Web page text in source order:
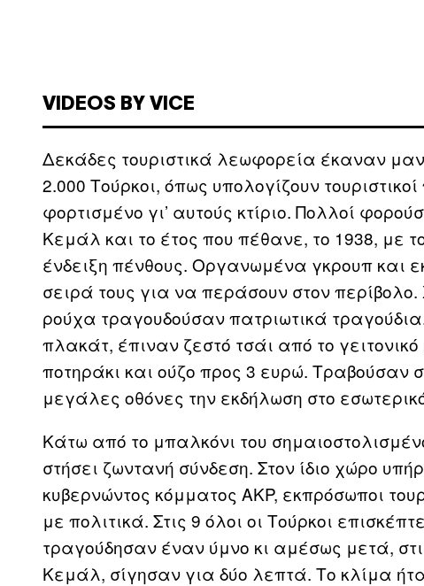
VIDEOS BY VICE
Δεκάδες τουριστικά λεωφορεία έκαναν
2.000 Τούρκοι, όπως υπολογίζουν
φορτισμένο γι’ αυτούς κτίριο. Πολλοί
Κεμάλ και το έτος που πέθανε, το 1938, με
ένδειξη πένθους. Οργανωμένα γκρουπ και
σειρά τους για να περάσουν στον
ρούχα τραγουδούσαν πατριωτικά
πλακάτ, έπιναν ζεστό τσάι από το
ποτηράκι και ούζο προς 3 ευρώ.
μεγάλες οθόνες την εκδήλωση στο
Κάτω από το μπαλκόνι του
στήσει ζωντανή σύνδεση. Στον ίδιο χώρο
κυβερνώντος κόμματος AKP, εκπρόσωποι
με πολιτικά. Στις 9 όλοι οι Τούρκοι
τραγούδησαν έναν ύμνο κι αμέσως μετά,
Κεμάλ, σίγησαν για δύο λεπτά. Το κλίμα